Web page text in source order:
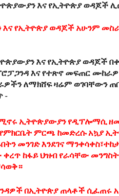
እና የኢትዮጵያ ወዳጆች
እና የኢትዮጵያ ወዳጆች አሁንም
እና የኢትዮጵያ ወዳጆች
እና የተጽኖ መፍጠር
ለማክሸፍ ዛሬም ወገባቸውን
-
ኢትዮጵያውያን የዲፕሎማሲ
ምርጫ ከመድረሱ አኳያ
መንገድ እንደገና
ከፋይ ህዝብ የራሳቸው
በኢትዮጵያ ጠላቶች ሲፈጠሩ